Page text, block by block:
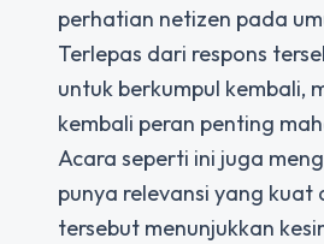
perhatian netizen pada
Terlepas dari respons
untuk berkumpul kembali,
kembali peran penting
Acara seperti ini juga
punya relevansi yang
tersebut menunjukkan